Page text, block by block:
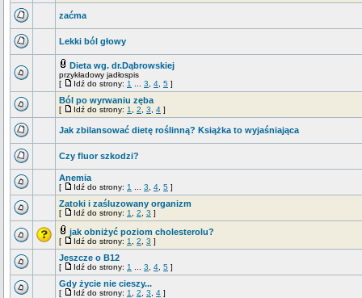
zaćma
Lekki ból głowy
Dieta wg. dr.Dąbrowskiej
przykładowy jadłospis
[
Idź do strony: 1 3 4 5 ]
Ból po wyrwaniu zęba
[ Idź do strony: 1 2 3 4 ]
Jak zbilansować dietę roślinną? Książka to wyjaśniająca
Czy fluor szkodzi?
Anemia
[ Idź do strony: 1 3 4 5 ]
Zatoki i zaśluzowany organizm
[ Idź do strony: 1 2 3 ]
jak obniżyć poziom cholesterolu?
[ Idź do strony: 1 2 3 ]
Jeszcze o B12
[ Idź do strony: 1 3 4 5 ]
Gdy życie nie cieszy...
[ Idź do strony: 1 2 3 4 ]